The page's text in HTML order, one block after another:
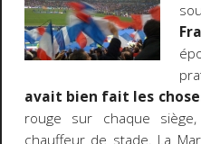
avait bien fait les
rouge sur chaque
chauffeur de stade. La